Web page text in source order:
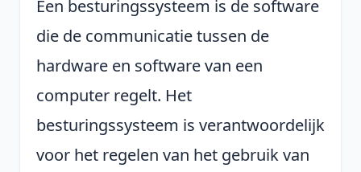
Een besturingssysteem is de software
die de communicatie tussen de
hardware en software van een
computer regelt. Het
besturingssysteem is verantwoordelijk
voor het regelen van het gebruik van